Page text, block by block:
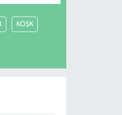
KÖŞK